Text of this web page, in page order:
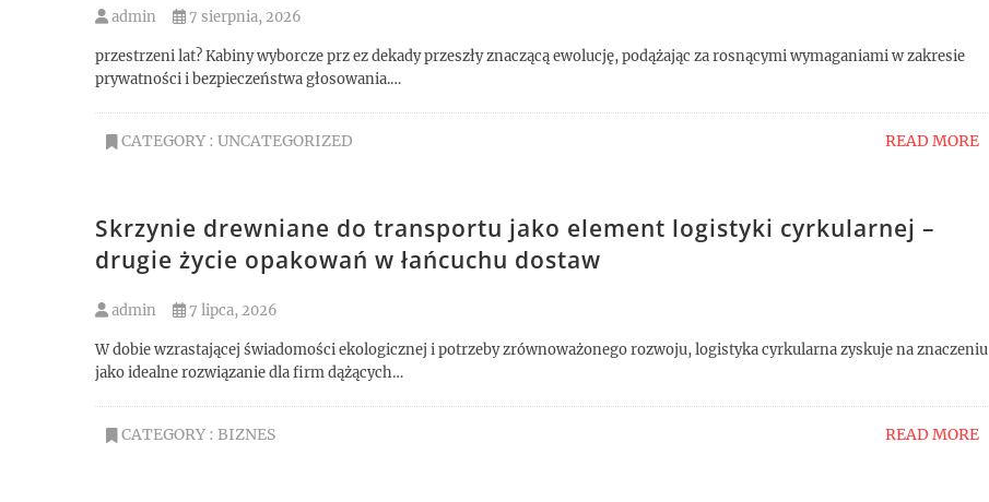
admin 7 sierpnia, 2026
przestrzeni lat? Kabiny wyborcze prz ez dekady przeszły znaczącą ewolucję, podążając za rosnącymi wymaganiami w zakresie
prywatności i bezpieczeństwa głosowania.…
CATEGORY : UNCATEGORIZED READ MORE
Skrzynie drewniane do transportu jako element logistyki cyrkularnej –
drugie życie opakowań w łańcuchu dostaw
admin 7 lipca, 2026
W dobie wzrastającej świadomości ekologicznej i potrzeby zrównoważonego rozwoju, logistyka cyrkularna zyskuje na znaczeniu
jako idealne rozwiązanie dla firm dążących…
CATEGORY : BIZNES READ MORE